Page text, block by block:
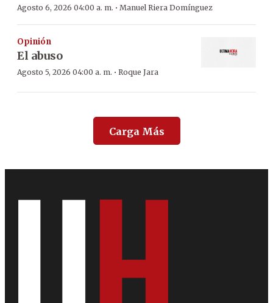
Agosto 6, 2026 04:00 a. m. · Manuel Riera Domínguez
Opinión
El abuso
Agosto 5, 2026 04:00 a. m. · Roque Jara
Carga Más